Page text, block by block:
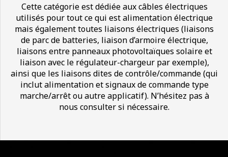
Cette catégorie est dédiée aux câbles électriques
utilisés pour tout ce qui est alimentation électrique
mais également toutes liaisons électriques (liaisons
de parc de batteries, liaison d’armoire électrique,
liaisons entre panneaux photovoltaïques solaire et
liaison avec le régulateur-chargeur par exemple),
ainsi que les liaisons dites de contrôle/commande (qui
inclut alimentation et signaux de commande type
marche/arrêt ou autre applicatif). N’hésitez pas à
nous consulter si nécessaire.